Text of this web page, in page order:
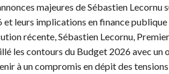
majeures de Sébastien Lecornu
et leurs implications en finance publique
récente, Sébastien Lecornu,
les contours du Budget 2026 avec un
à un compromis en dépit des